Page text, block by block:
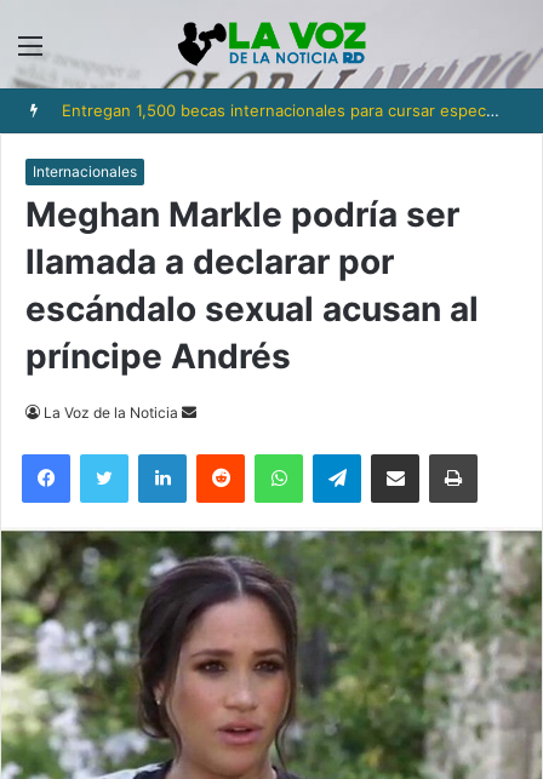
Menú
Entregan 1,500 becas internacionales para cursar especialización, maestrías y doctorados en universidades
Internacionales
Meghan Markle podría ser
llamada a declarar por
escándalo sexual acusan al
príncipe Andrés
La Voz de la Noticia
Send
email
FacebookTwitter LinkedInReddit WhatsAppTelegramCompartir via Email Imprimi